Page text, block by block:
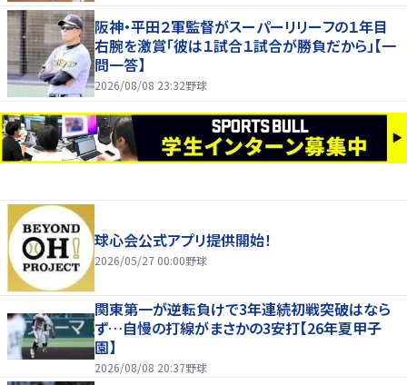
阪神・平田２軍監督がスーパーリリーフの１年目
右腕を激賞「彼は１試合１試合が勝負だから」【一
問一答】
2026/08/08 23:32野球
球心会公式アプリ提供開始！
2026/05/27 00:00野球
関東第一が逆転負けで3年連続初戦突破はなら
ず…自慢の打線がまさかの3安打【26年夏甲子
園】
2026/08/08 20:37野球